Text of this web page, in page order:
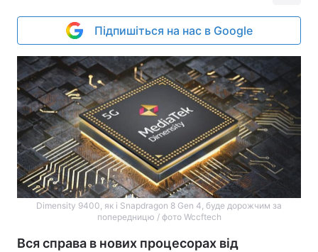
Підпишіться на нас в Google
Dimensity 9400, як і Snapdragon 8 Gen 4, буде дорожчим за
попередницю / фото Wccftech
Вся справа в нових процесорах від